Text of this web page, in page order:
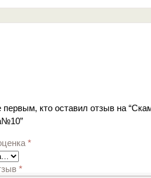
первым, кто оставил отзыв на
*
*